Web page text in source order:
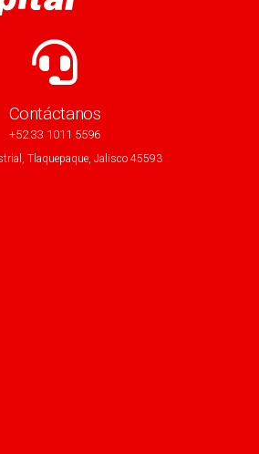
Contáctanos
+52 33 1011 5596
Tlaquepaque, Jalisco 45593